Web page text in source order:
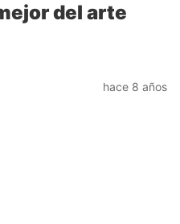
del arte
hace 8 años